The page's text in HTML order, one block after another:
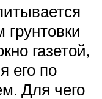
газетой,
его по
Для чего